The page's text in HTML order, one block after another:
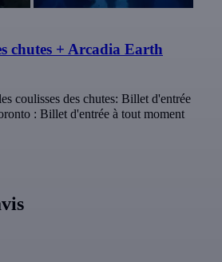
chutes + Arcadia Earth
coulisses des chutes: Billet d'entrée
: Billet d'entrée à tout moment